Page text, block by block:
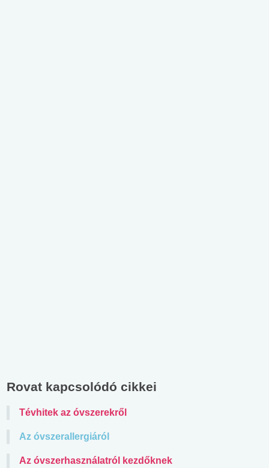
Rovat kapcsolódó cikkei
Tévhitek az óvszerekről
Az óvszerallergiáról
Az óvszerhasználatról kezdőknek